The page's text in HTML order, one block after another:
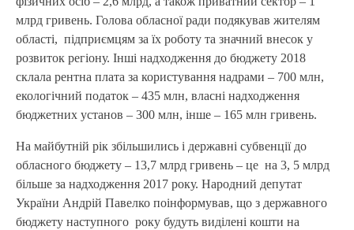
млрд гривень. Голова обласної ради подякував жителям
області, підприємцям за їх роботу та значний внесок у
розвиток регіону. Інші надходження до бюджету 2018
склала рентна плата за користування надрами – 700 млн,
екологічний податок – 435 млн, власні надходження
бюджетних установ – 300 млн, інше – 165 млн гривень.
На майбутній рік збільшились і державні субвенції до
обласного бюджету – 13,7 млрд гривень – це на 3, 5 млрд
більше за надходження 2017 року. Народний депутат
України Андрій Павелко поінформував, що з державного
бюджету наступного року будуть виділені кошти на